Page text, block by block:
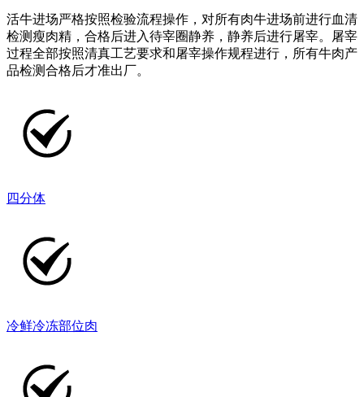
活牛进场严格按照检验流程操作，对所有肉牛进场前进行血清
检测瘦肉精，合格后进入待宰圈静养，静养后进行屠宰。屠宰
过程全部按照清真工艺要求和屠宰操作规程进行，所有牛肉产
品检测合格后才准出厂。
四分体
冷鲜冷冻部位肉